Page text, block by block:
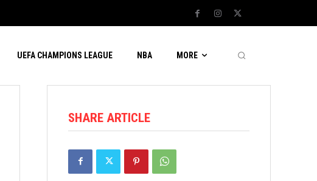
UEFA CHAMPIONS LEAGUE NBA MORE
SHARE ARTICLE